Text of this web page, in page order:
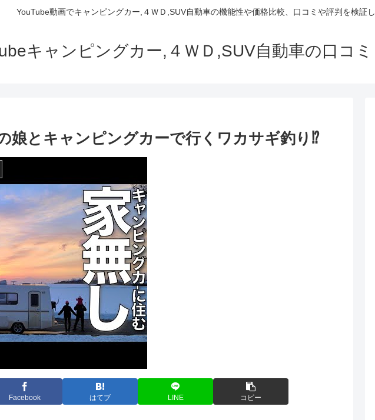
YouTube動画でキャンピングカー,４ＷＤ,SUV自動車の機能性や価格比較、口コミや評判を検証し
キャンピングカー,４ＷＤ,SUV自動車の口コ
娘とキャンピングカーで行くワカサギ釣り⁉︎
Facebook はてブ LINE コピー